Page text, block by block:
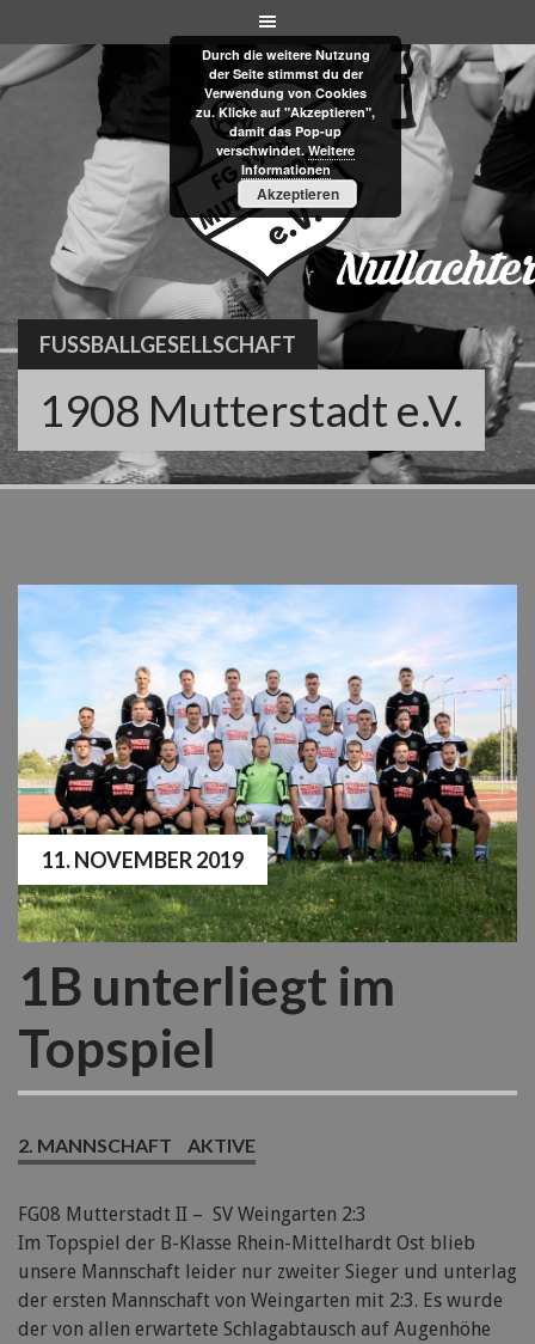
to
content
FUSSBALLGESELLSCHAFT
1908 Mutterstadt e.V.
1B unterliegt im
Topspiel
2. MANNSCHAFT AKTIVE
11. NOVEMBER 2019
FG08 Mutterstadt II – SV Weingarten 2:3
Im Topspiel der B-Klasse Rhein-Mittelhardt Ost blieb
unsere Mannschaft leider nur zweiter Sieger und unterlag
der ersten Mannschaft von Weingarten mit 2:3. Es wurde
der von allen erwartete Schlagabtausch auf Augenhöhe
Durch die weitere Nutzung
der Seite stimmst du der
Verwendung von Cookies
zu. Klicke auf "Akzeptieren",
damit das Pop-up
verschwindet.Weitere
Informationen
Akzeptieren